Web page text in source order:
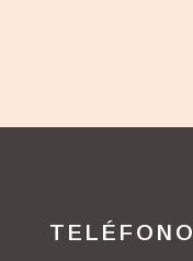
TELÉFONO